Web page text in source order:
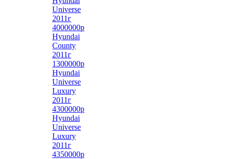
Universe
2011г
4000000р
Hyundai
County
2011г
1300000р
Hyundai
Universe
Luxury
2011г
4300000р
Hyundai
Universe
Luxury
2011г
4350000р